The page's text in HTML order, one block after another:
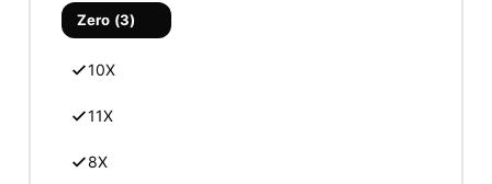
Zero (3)
10X
11X
8X